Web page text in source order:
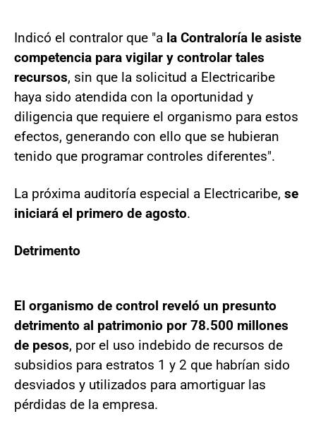
Indicó el contralor que "a la Contraloría le asiste
competencia para vigilar y controlar tales
recursos, sin que la solicitud a Electricaribe
haya sido atendida con la oportunidad y
diligencia que requiere el organismo para estos
efectos, generando con ello que se hubieran
tenido que programar controles diferentes".
La próxima auditoría especial a Electricaribe, se
iniciará el primero de agosto.
Detrimento
El organismo de control reveló un presunto
detrimento al patrimonio por 78.500 millones
de pesos, por el uso indebido de recursos de
subsidios para estratos 1 y 2 que habrían sido
desviados y utilizados para amortiguar las
pérdidas de la empresa.